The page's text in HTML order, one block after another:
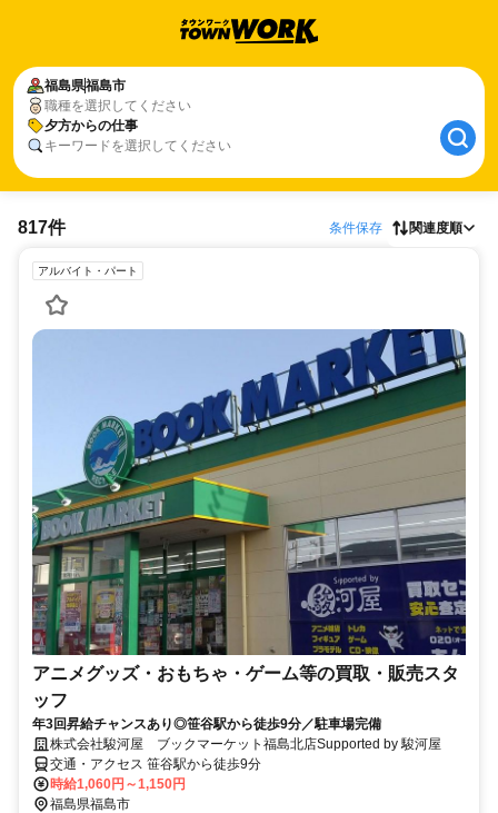
福島県福島市
職種を選択してください
夕方からの仕事
キーワードを選択してください
817件 条件保存 関連度順
アルバイト・パート
アニメグッズ・おもちゃ・ゲーム等の買取・販売スタ
ッフ
年3回昇給チャンスあり◎笹谷駅から徒歩9分／駐車場完備
株式会社駿河屋 ブックマーケット福島北店Supported by 駿河屋
交通・アクセス 笹谷駅から徒歩9分
時給1,060円～1,150円
福島県福島市